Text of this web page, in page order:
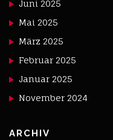
Juni 2025
Mai 2025
März 2025
Februar 2025
Januar 2025
November 2024
ARCHIV